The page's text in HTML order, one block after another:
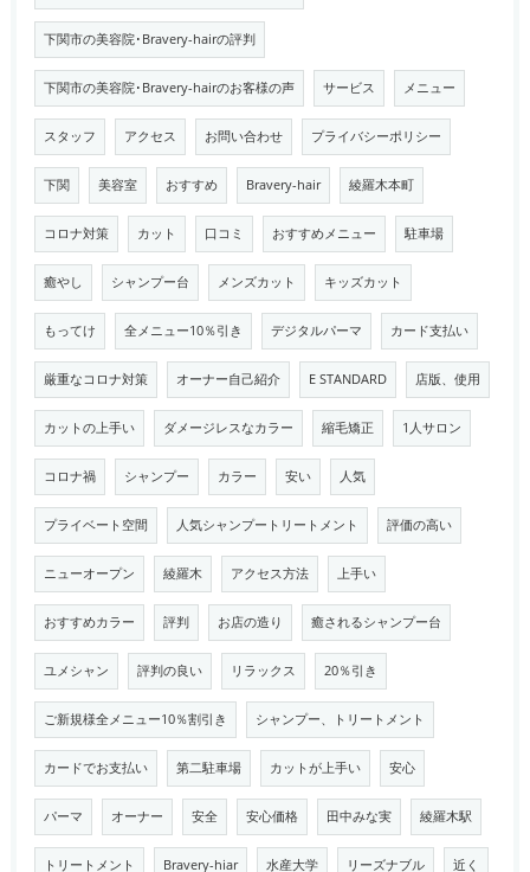
下関市の美容院･Bravery-hairの評判
下関市の美容院･Bravery-hairのお客様の声 サービス メニュー
スタッフ アクセス お問い合わせ プライバシーポリシー
下関 美容室 おすすめ Bravery-hair 綾羅木本町
コロナ対策 カット 口コミ おすすめメニュー 駐車場
癒やし シャンプー台 メンズカット キッズカット
もってけ 全メニュー10％引き デジタルパーマ カード支払い
厳重なコロナ対策 オーナー自己紹介 E STANDARD 店版、使用
カットの上手い ダメージレスなカラー 縮毛矯正 1人サロン
コロナ禍 シャンプー カラー 安い 人気
プライベート空間 人気シャンプートリートメント 評価の高い
ニューオープン 綾羅木 アクセス方法 上手い
おすすめカラー 評判 お店の造り 癒されるシャンプー台
ユメシャン 評判の良い リラックス 20％引き
ご新規様全メニュー10％割引き シャンプー、トリートメント
カードでお支払い 第二駐車場 カットが上手い 安心
パーマ オーナー 安全 安心価格 田中みな実 綾羅木駅
トリートメント Bravery-hiar 水産大学 リーズナブル 近く